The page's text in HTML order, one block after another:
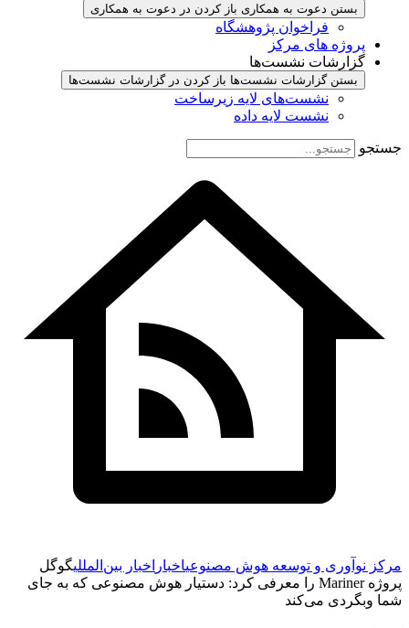
بستن دعوت به همکاری باز کردن در دعوت به همکاری
فراخوان پژوهشگاه
پروژه های مرکز
گزارشات نشست‌ها
بستن گزارشات نشست‌ها باز کردن در گزارشات نشست‌ها
نشست‌‌های لایه زیرساخت
نشست لایه داده
جستجو
مرکز نوآوری و توسعه هوش مصنوعیاخبار اخبار بین‌المللیگوگل
پروژه Mariner را معرفی کرد: دستیار هوش مصنوعی که به جای
شما وبگردی می‌کند